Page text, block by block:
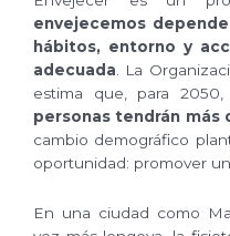
envejecemos
hábitos, entorno y
adecuada . La
estima que, para
personas tendrán más
cambio demográfico
oportunidad: promover un
En una ciudad como